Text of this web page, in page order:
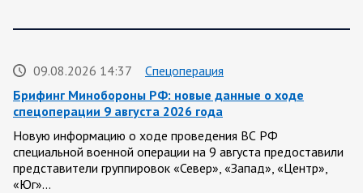
09.08.2026 14:37
Спецоперация
Брифинг Минобороны РФ: новые данные о ходе
спецоперации 9 августа 2026 года
Новую информацию о ходе проведения ВС РФ
специальной военной операции на 9 августа предоставили
представители группировок «Север», «Запад», «Центр»,
«Юг»…